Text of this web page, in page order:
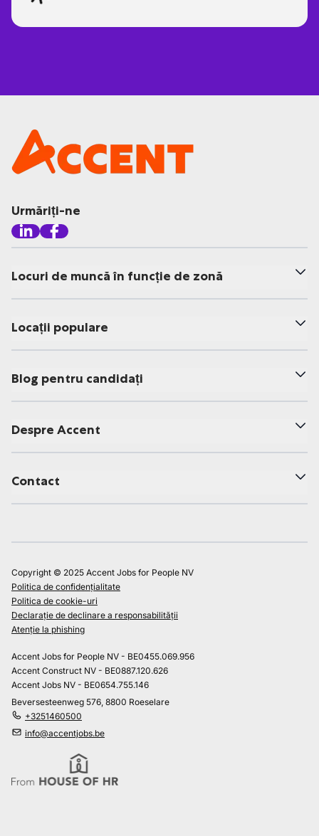
Urmăriți-ne
Locuri de muncă în funcție de zonă
Locații populare
Blog pentru candidați
Despre Accent
Contact
Copyright © 2025 Accent Jobs for People NV
Politica de confidențialitate
Politica de cookie-uri
Declarație de declinare a responsabilității
Atenție la phishing
Accent Jobs for People NV - BE0455.069.956
Accent Construct NV - BE0887.120.626
Accent Jobs NV - BE0654.755.146
Beversesteenweg 576, 8800 Roeselare
+3251460500
info@accentjobs.be